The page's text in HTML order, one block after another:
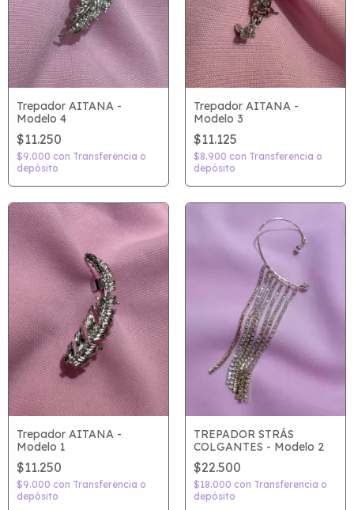
Trepador AITANA -
Modelo 4
$11.250
$9.000 con Transferencia o
depósito
Trepador AITANA -
Modelo 3
$11.125
$8.900 con Transferencia o
depósito
Trepador AITANA -
Modelo 1
$11.250
$9.000 con Transferencia o
depósito
TREPADOR STRÁS
COLGANTES - Modelo 2
$22.500
$18.000 con Transferencia o
depósito